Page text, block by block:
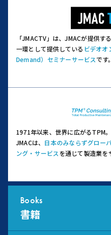
「JMACTV」は、JMACが提供す
一環として提供している ビデオ
Demand）セミナーサービスです。
1971年以来、世界に広がるTPM。
JMACは、 日本のみならずグロー
ング・サービス を通じて製造業を
Books
書籍